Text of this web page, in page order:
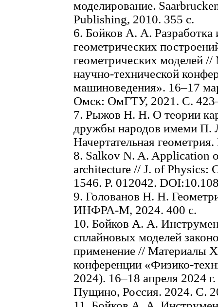
моделирование.
Publishing, 2010. 355 с.
6. Бойков А. А. Разработка
геометрических
геометрических моделей
научно-технической
машиноведения». 16–17
Омск: ОмГТУ, 2021. С.
7. Рыжов Н. Н. О теории
дружбы народов имеми
Начертательная
8. Salkov N. A. Application
architecture // J. of Physics:
1546. P. 012042.
9. Голованов Н. Н.
ИНФРА-М, 2024. 400 с.
10. Бойков А. А.
сплайновых моделей
применение // Материалы
конференции «Физико-
2024). 16–18 апреля 2024
Пущино, Россия. 2024. С.